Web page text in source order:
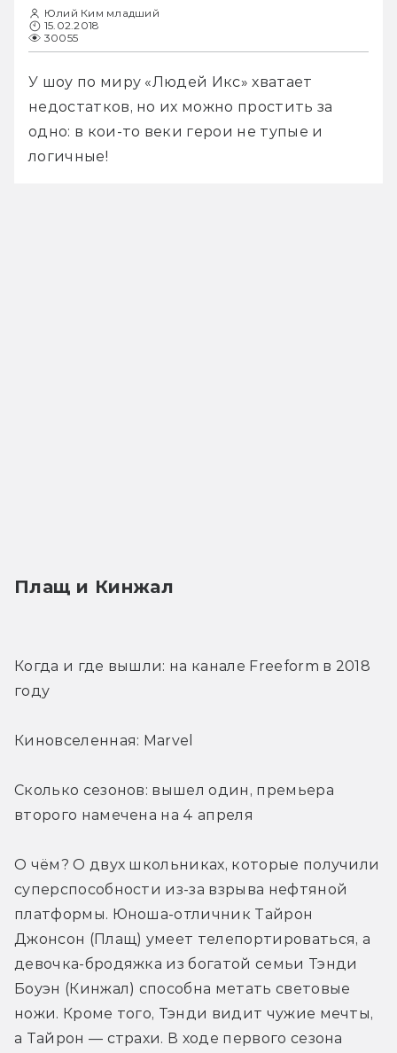
Юлий Ким младший
15.02.2018
30055
У шоу по миру «Людей Икс» хватает
недостатков, но их можно простить за
одно: в кои-то веки герои не тупые и
логичные!
Плащ и Кинжал
Когда и где вышли: на канале Freeform в 2018
году
Киновселенная: Marvel
Сколько сезонов: вышел один, премьера
второго намечена на 4 апреля
О чём? О двух школьниках, которые получили
суперспособности из-за взрыва нефтяной
платформы. Юноша-отличник Тайрон
Джонсон (Плащ) умеет телепортироваться, а
девочка-бродяжка из богатой семьи Тэнди
Боуэн (Кинжал) способна метать световые
ножи. Кроме того, Тэнди видит чужие мечты,
а Тайрон — страхи. В ходе первого сезона